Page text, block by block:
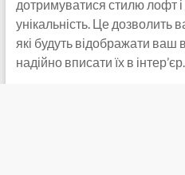
дотримуватися стилю лофт
унікальність. Це дозволить
які будуть відображати ваш
надійно вписати їх в інтер’єр.